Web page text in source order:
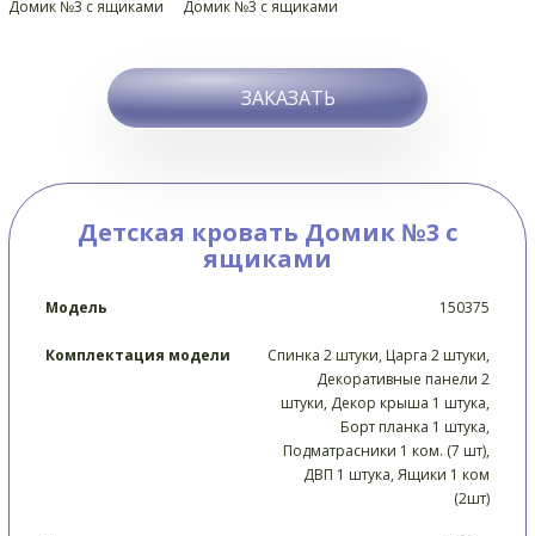
ЗАКАЗАТЬ
Детская кровать Домик №3 с
ящиками
Модель 150375
Комплектация модели
Спинка 2 штуки, Царга 2 штуки,
Декоративные панели 2
штуки, Декор крыша 1 штука,
Борт планка 1 штука,
Подматрасники 1 ком. (7 шт),
ДВП 1 штука, Ящики 1 ком
(2шт)